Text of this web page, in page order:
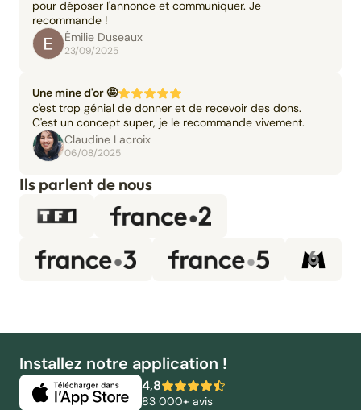
pour déposer l'annonce et communiquer. Je
recommande !
Émilie Duseaux
23/09/2025
Une mine d'or 🤩
c'est trop génial de donner et de recevoir des dons.
C'est un concept super, je le recommande vivement.
Claudine Lacroix
06/08/2025
Ils parlent de nous
Installez notre application !
4,8
83 000+ avis